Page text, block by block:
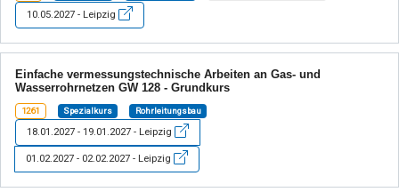
10.05.2027 - Leipzig
Einfache vermessungstechnische Arbeiten an Gas- und
Wasserrohrnetzen GW 128 - Grundkurs
1261 Spezialkurs Rohrleitungsbau
18.01.2027 - 19.01.2027 - Leipzig
01.02.2027 - 02.02.2027 - Leipzig